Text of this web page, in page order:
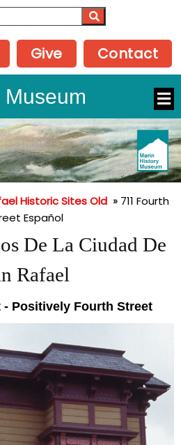
Give Contact
Historic Sites Old » 711 Fourth
Español
De La Ciudad De
Rafael
- Positively Fourth Street